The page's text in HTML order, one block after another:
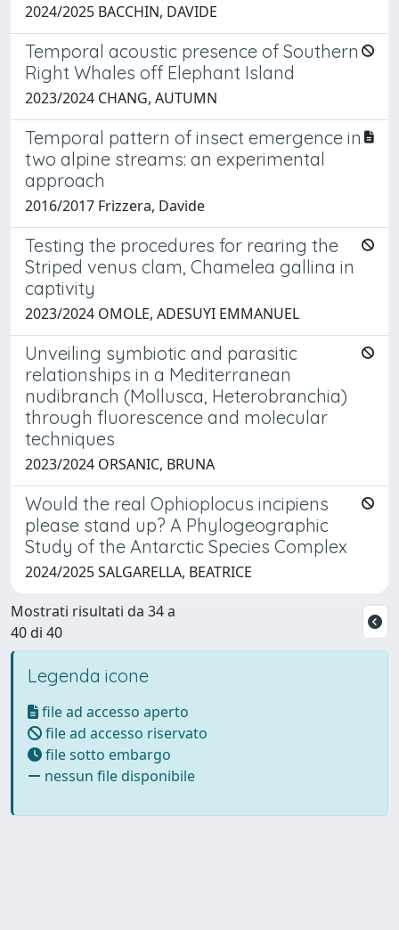
2024/2025 BACCHIN, DAVIDE
Temporal acoustic presence of Southern
Right Whales off Elephant Island
2023/2024 CHANG, AUTUMN
Temporal pattern of insect emergence in
two alpine streams: an experimental
approach
2016/2017 Frizzera, Davide
Testing the procedures for rearing the
Striped venus clam, Chamelea gallina in
captivity
2023/2024 OMOLE, ADESUYI EMMANUEL
Unveiling symbiotic and parasitic
relationships in a Mediterranean
nudibranch (Mollusca, Heterobranchia)
through fluorescence and molecular
techniques
2023/2024 ORSANIC, BRUNA
Would the real Ophioplocus incipiens
please stand up? A Phylogeographic
Study of the Antarctic Species Complex
2024/2025 SALGARELLA, BEATRICE
Mostrati risultati da 34 a
40 di 40
Legenda icone
file ad accesso aperto
file ad accesso riservato
file sotto embargo
nessun file disponibile